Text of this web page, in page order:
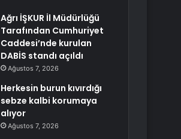
Ağrı İŞKUR İl Müdürlüğü
Tarafından Cumhuriyet
Caddesi’nde kurulan
DABİS standı açıldı
Ağustos 7, 2026
Herkesin burun kıvırdığı
sebze kalbi korumaya
alıyor
Ağustos 7, 2026